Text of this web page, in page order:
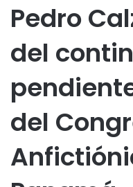
Pedro
del
del